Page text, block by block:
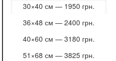
30×40 см — 1950 грн.
36×48 см — 2400 грн.
40×60 см — 3180 грн.
51×68 см — 3825 грн.